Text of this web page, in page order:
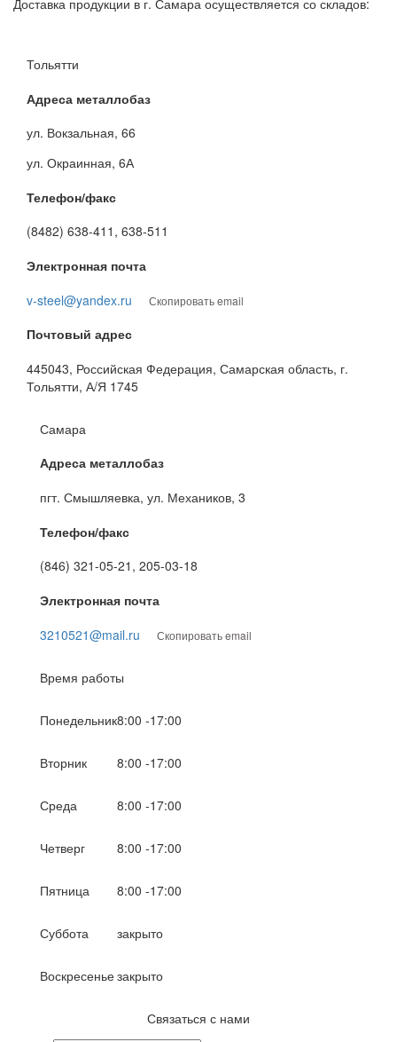
Доставка продукции в г. Самара осуществляется со складов:
Тольятти
Адреса металлобаз
ул. Вокзальная, 66
ул. Окраинная, 6А
Телефон/факс
(8482) 638-411, 638-511
Электронная почта
v-steel@yandex.ru
Скопировать email
Почтовый адрес
445043, Российская Федерация, Самарская область, г.
Тольятти, А/Я 1745
Самара
Адреса металлобаз
пгт. Смышляевка, ул. Механиков, 3
Телефон/факс
(846) 321-05-21, 205-03-18
Электронная почта
3210521@mail.ru
Скопировать email
Время работы
Понедельник8:00 -17:00
Вторник 8:00 -17:00
Среда 8:00 -17:00
Четверг 8:00 -17:00
Пятница 8:00 -17:00
Суббота закрыто
Воскресеньезакрыто
Связаться с нами